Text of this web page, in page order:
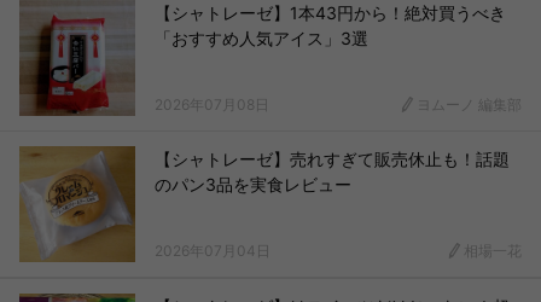
【シャトレーゼ】1本43円から！絶対買うべき
「おすすめ人気アイス」3選
2026年07月08日 ヨムーノ 編集部
【シャトレーゼ】売れすぎて販売休止も！話題
のパン3品を実食レビュー
2026年07月04日 相場一花